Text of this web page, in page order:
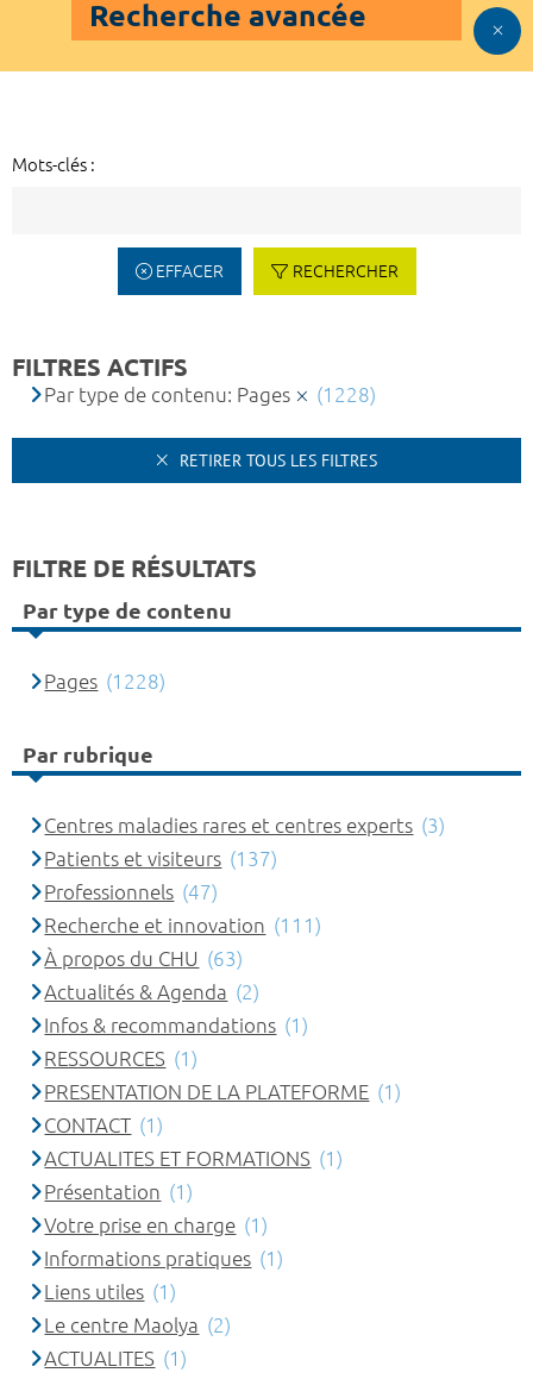
Recherche avancée
Mots-clés :
EFFACER RECHERCHER
FILTRES ACTIFS
Par type de contenu: Pages (1228)
RETIRER TOUS LES FILTRES
FILTRE DE RÉSULTATS
Par type de contenu
Pages (1228)
Par rubrique
Centres maladies rares et centres experts (3)
Patients et visiteurs (137)
Professionnels (47)
Recherche et innovation (111)
À propos du CHU (63)
Actualités & Agenda (2)
Infos & recommandations (1)
RESSOURCES (1)
PRESENTATION DE LA PLATEFORME (1)
CONTACT (1)
ACTUALITES ET FORMATIONS (1)
Présentation (1)
Votre prise en charge (1)
Informations pratiques (1)
Liens utiles (1)
Le centre Maolya (2)
ACTUALITES (1)